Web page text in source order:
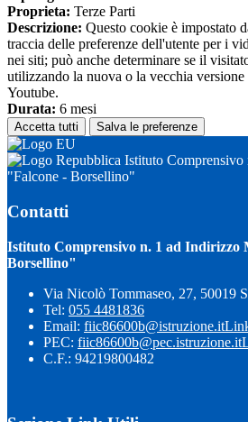
Proprieta: Terze Parti
Descrizione: Questo cookie è impostato
traccia delle preferenze dell'utente per i
nei siti; può anche determinare se il
utilizzando la nuova o la vecchia
Youtube.
Durata: 6 mesi
Accetta tutti Salva le preferenze
Istituto
"Falcone - Borsellino"
Contatti
Istituto Comprensivo n. 1 ad Indirizzo
Borsellino"
Via Nicolò Tommaseo, 27, 50019
Tel: 055 4481836
Email: fiic86600b@istruzione.it
PEC: fiic86600b@pec.istruzione.it
C.F.: 94219800482